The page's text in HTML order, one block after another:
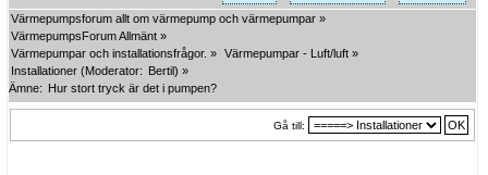
Värmepumpsforum allt om värmepump och värmepumpar »
VärmepumpsForum Allmänt »
Värmepumpar och installationsfrågor. » Värmepumpar - Luft/luft »
Installationer (Moderator: Bertil) »
Ämne: Hur stort tryck är det i pumpen?
Gå till: